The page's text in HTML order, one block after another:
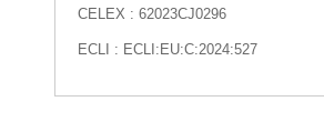
CELEX : 62023CJ0296
ECLI : ECLI:EU:C:2024:527